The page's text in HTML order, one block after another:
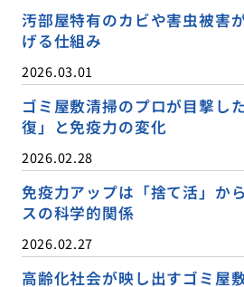
汚部屋特有のカビや害虫被害
げる仕組み
2026.03.01
ゴミ屋敷清掃のプロが目撃し
復」と免疫力の変化
2026.02.28
免疫力アップは「捨て活」か
スの科学的関係
2026.02.27
高齢化社会が映し出すゴミ屋